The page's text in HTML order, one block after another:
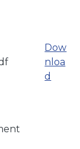
Dow
nloa
d